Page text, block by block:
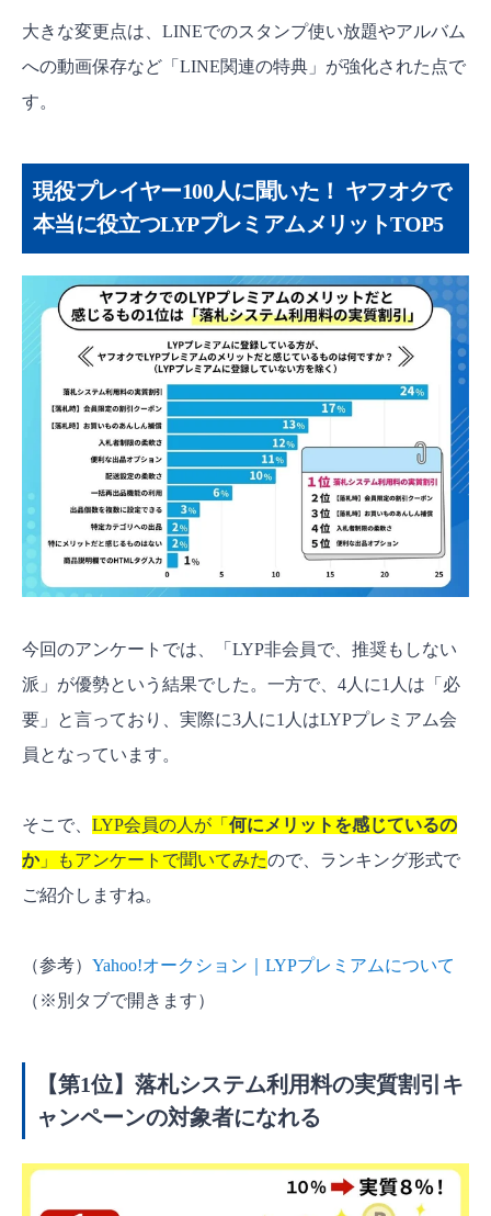
大きな変更点は、LINEでのスタンプ使い放題やアルバム
への動画保存など「LINE関連の特典」が強化された点で
す。
現役プレイヤー100人に聞いた！ ヤフオクで
本当に役立つLYPプレミアムメリットTOP5
今回のアンケートでは、「LYP非会員で、推奨もしない
派」が優勢という結果でした。一方で、4人に1人は「必
要」と言っており、実際に3人に1人はLYPプレミアム会
員となっています。
そこで、 LYP会員の人が「 何にメリットを感じているの
か 」もアンケートで聞いてみたので、ランキング形式で
ご紹介しますね。
（参考） Yahoo!オークション｜LYPプレミアムについて
（※別タブで開きます）
【第1位】落札システム利用料の実質割引キ
ャンペーンの対象者になれる